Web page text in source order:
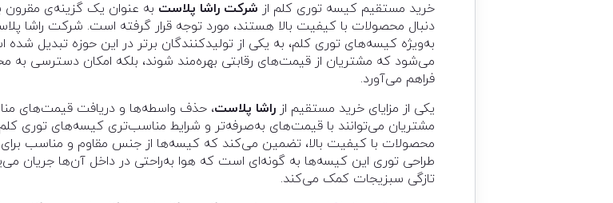
خرید مستقیم کیسه توری کلم از شرکت راشا پلاست به عنوان یک گزینه‌ی مقرون
دنبال محصولات با کیفیت بالا هستند، مورد توجه قرار گرفته است. شرکت راشا
به‌ویژه کیسه‌های توری کلم، به یکی از تولیدکنندگان برتر در این حوزه تبدیل
می‌شود که مشتریان از قیمت‌های رقابتی بهره‌مند شوند، بلکه امکان دسترسی به
فراهم می‌آورد.
یکی از مزایای خرید مستقیم از راشا پلاست، حذف واسطه‌ها و دریافت قیمت‌های
مشتریان می‌توانند با قیمت‌های به‌صرفه‌تر و شرایط مناسب‌تری کیسه‌های توری کلم
محصولات با کیفیت بالا، تضمین می‌کند که کیسه‌ها از جنس مقاوم و مناسب برای
طراحی توری این کیسه‌ها به گونه‌ای است که هوا به‌راحتی در داخل آن‌ها جریان
تازگی سبزیجات کمک می‌کند.